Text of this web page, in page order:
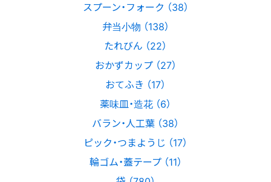
スプーン・フォーク （38）
弁当小物 （138）
たれびん （22）
おかずカップ （27）
おてふき （17）
薬味皿・造花 （6）
バラン・人工葉 （38）
ピック・つまようじ （17）
輪ゴム・蓋テープ （11）